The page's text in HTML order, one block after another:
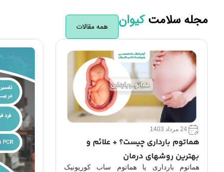
مجله سلامتکیوان همه مقالات
16 اردیبهشت 1403
فلج بل
روش‌های
فلج بلز